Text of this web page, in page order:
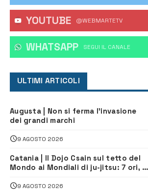
YOUTUBE @WEBMARTETV
WHATSAPP ‎SEGUI IL CANALE
ULTIMI ARTICOLI
Augusta | Non si ferma l’invasione
dei grandi marchi
9 AGOSTO 2026
Catania | Il Dojo Csain sul tetto del
Mondo ai Mondiali di ju-jitsu: 7 ori, 4
9 AGOSTO 2026